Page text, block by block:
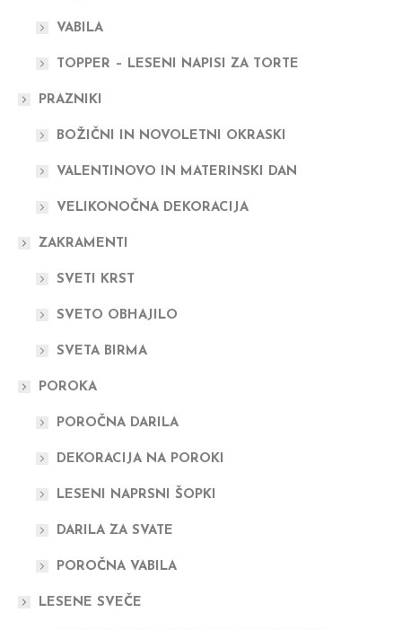
VABILA
TOPPER – LESENI NAPISI ZA TORTE
PRAZNIKI
BOŽIČNI IN NOVOLETNI OKRASKI
VALENTINOVO IN MATERINSKI DAN
VELIKONOČNA DEKORACIJA
ZAKRAMENTI
SVETI KRST
SVETO OBHAJILO
SVETA BIRMA
POROKA
POROČNA DARILA
DEKORACIJA NA POROKI
LESENI NAPRSNI ŠOPKI
DARILA ZA SVATE
POROČNA VABILA
LESENE SVEČE